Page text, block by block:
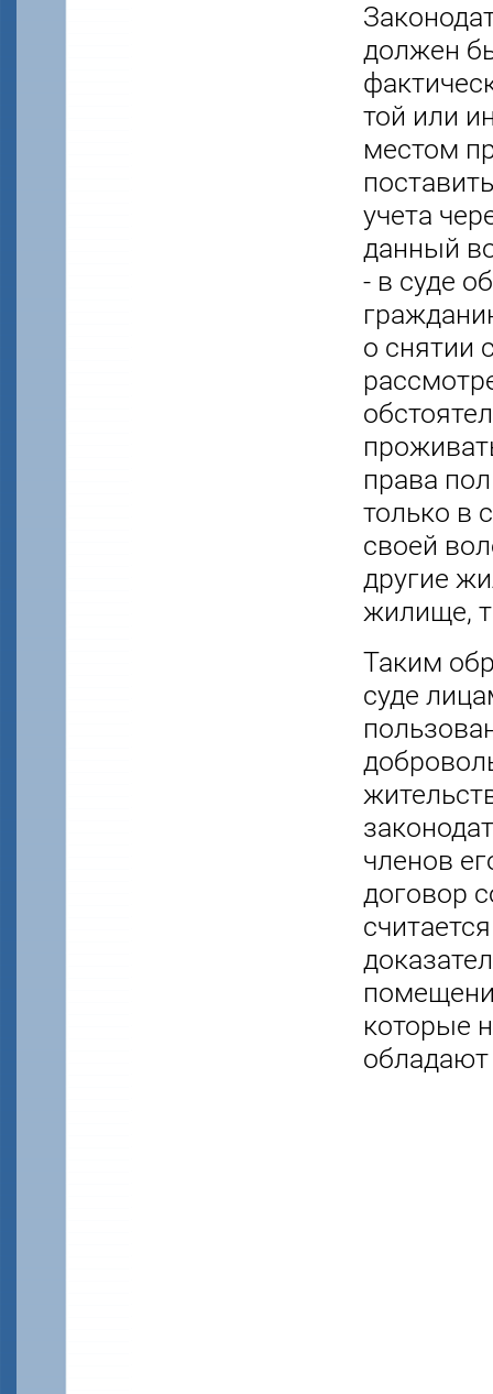
должен
той или
местом
учета
данный
- в суде
о снятии
права
только в
своей
другие
жилище,
Таким
суде
членов
договор
которые